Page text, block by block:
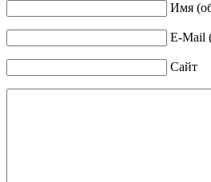
Имя
E-Mail
Сайт